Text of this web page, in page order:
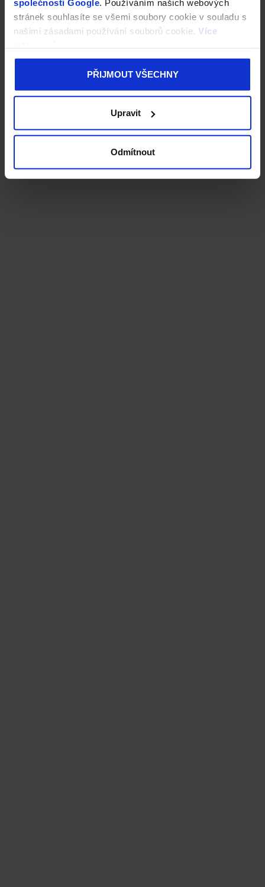
společnosti Google. Používáním našich webových
stránek souhlasíte se všemi soubory cookie v souladu s
našimi zásadami používání souborů cookie. Více
PŘIJMOUT VŠECHNY
Upravit
Odmítnout